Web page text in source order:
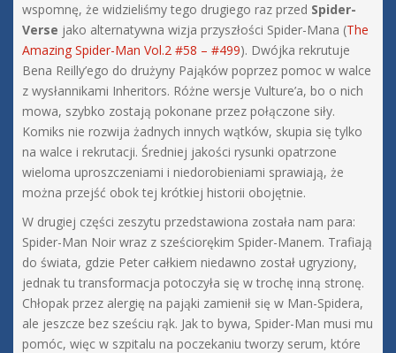
wspomnę, że widzieliśmy tego drugiego raz przed Spider-
Verse jako alternatywna wizja przyszłości Spider-Mana (The
Amazing Spider-Man Vol.2 #58 – #499). Dwójka rekrutuje
Bena Reilly’ego do drużyny Pająków poprzez pomoc w walce
z wysłannikami Inheritors. Różne wersje Vulture’a, bo o nich
mowa, szybko zostają pokonane przez połączone siły.
Komiks nie rozwija żadnych innych wątków, skupia się tylko
na walce i rekrutacji. Średniej jakości rysunki opatrzone
wieloma uproszczeniami i niedorobieniami sprawiają, że
można przejść obok tej krótkiej historii obojętnie.
W drugiej części zeszytu przedstawiona została nam para:
Spider-Man Noir wraz z sześciorękim Spider-Manem. Trafiają
do świata, gdzie Peter całkiem niedawno został ugryziony,
jednak tu transformacja potoczyła się w trochę inną stronę.
Chłopak przez alergię na pająki zamienił się w Man-Spidera,
ale jeszcze bez sześciu rąk. Jak to bywa, Spider-Man musi mu
pomóc, więc w szpitalu na poczekaniu tworzy serum, które